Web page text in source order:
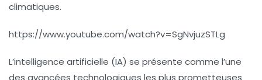
climatiques.
https://www.youtube.com/watch?v=SgNvjuzSTLg
L’intelligence artificielle (IA) se présente comme l’une
des avancées technologiques les plus prometteuses